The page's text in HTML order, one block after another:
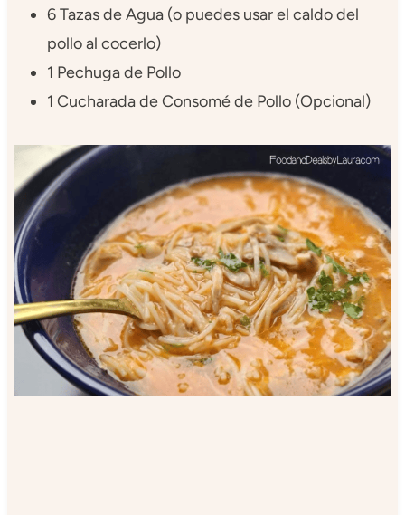
6 Tazas de Agua (o puedes usar el caldo del
pollo al cocerlo)
1 Pechuga de Pollo
1 Cucharada de Consomé de Pollo (Opcional)